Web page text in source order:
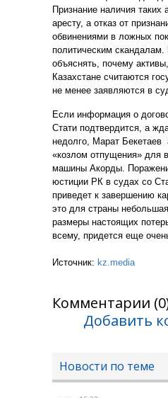
Признание наличия таких
аресту, а отказ от
обвинениями в ложных
политическим скандалам.
объяснять, почему
Казахстане считаются
не менее заявляются в
Если информация о
Стати подтвердится, а
недолго, Марат Бекетаев
«козлом отпущения» для
машины Акорды.
юстиции РК в судах со
приведет к завершению
это для страны
размеры настоящих
всему, придется еще
Источник: kz.media
Комментарии
Добавить
Новости по теме